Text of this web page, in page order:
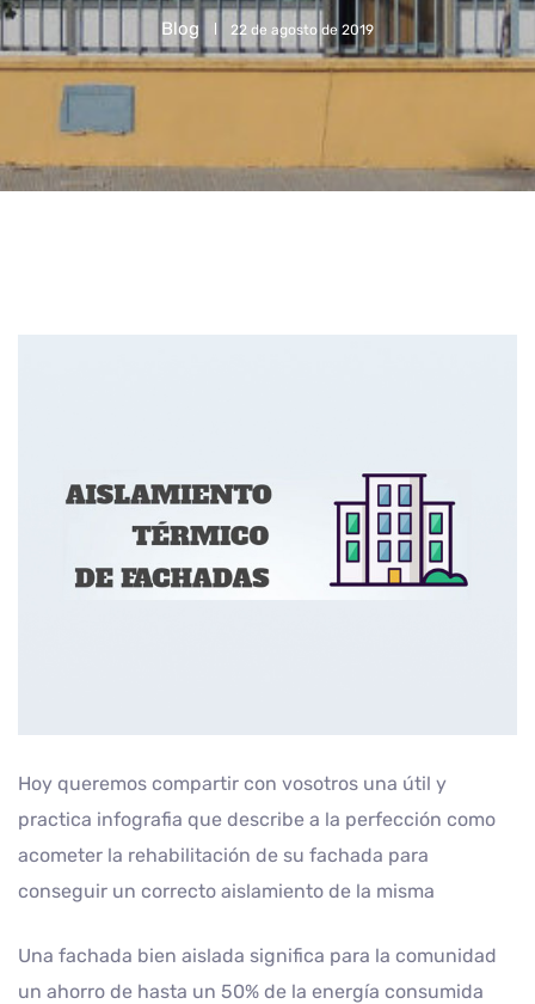
Blog 22 de agosto de 2019
Hoy queremos compartir con vosotros una útil y
practica infografia que describe a la perfección como
acometer la rehabilitación de su fachada para
conseguir un correcto aislamiento de la misma
Una fachada bien aislada significa para la comunidad
un ahorro de hasta un 50% de la energía consumida